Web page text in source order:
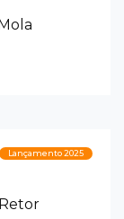
Lançamento 2025